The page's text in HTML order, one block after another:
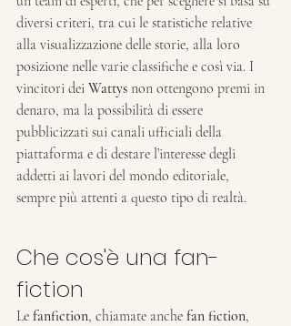
diversi criteri, tra cui le statistiche relative
alla visualizzazione delle storie, alla loro
posizione nelle varie classifiche e così via. I
vincitori dei Wattys non ottengono premi in
denaro, ma la possibilità di essere
pubblicizzati sui canali ufficiali della
piattaforma e di destare l’interesse degli
addetti ai lavori del mondo editoriale,
sempre più attenti a questo tipo di realtà.
Che cos'è una fan-
fiction
Le fanfiction, chiamate anche fan fiction,